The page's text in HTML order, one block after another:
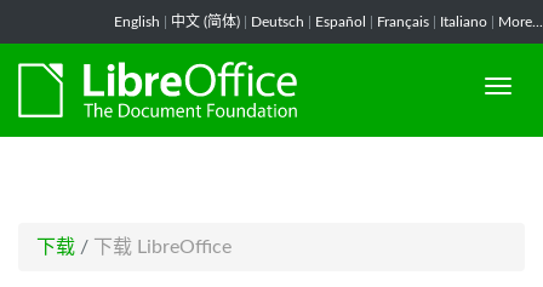
English 中文 (简体) Deutsch Español Français Italiano More...
下载 / 下载 LibreOffice